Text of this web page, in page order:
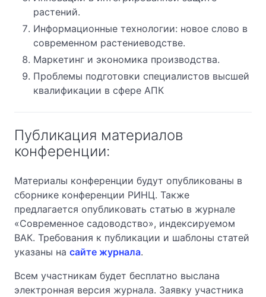
растений.
Информационные технологии: новое слово в
современном растениеводстве.
Маркетинг и экономика производства.
Проблемы подготовки специалистов высшей
квалификации в сфере АПК
Публикация материалов
конференции:
Материалы конференции будут опубликованы в
сборнике конференции РИНЦ. Также
предлагается опубликовать статью в журнале
«Современное садоводство», индексируемом
ВАК. Требования к публикации и шаблоны статей
указаны на сайте журнала.
Всем участникам будет бесплатно выслана
электронная версия журнала. Заявку участника